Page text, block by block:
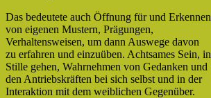
Das bedeutete auch Öffnung für und Erkennen
von eigenen Mustern, Prägungen,
Verhaltensweisen, um dann Auswege davon
zu erfahren und einzuüben. Achtsames Sein, in
Stille gehen, Wahrnehmen von Gedanken und
den Antriebskräften bei sich selbst und in der
Interaktion mit dem weiblichen Gegenüber.